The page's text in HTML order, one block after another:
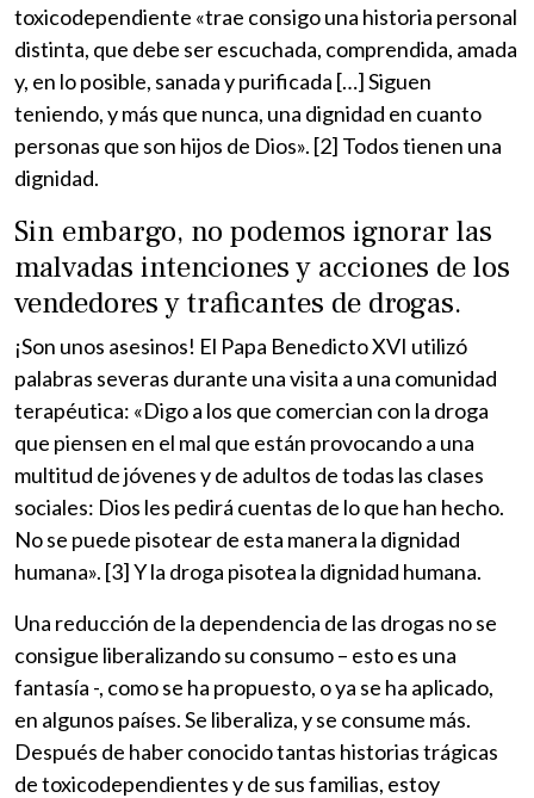
toxicodependiente «trae consigo una historia personal
distinta, que debe ser escuchada, comprendida, amada
y, en lo posible, sanada y purificada […] Siguen
teniendo, y más que nunca, una dignidad en cuanto
personas que son hijos de Dios». [2] Todos tienen una
dignidad.
Sin embargo, no podemos ignorar las
malvadas intenciones y acciones de los
vendedores y traficantes de drogas.
¡Son unos asesinos! El Papa Benedicto XVI utilizó
palabras severas durante una visita a una comunidad
terapéutica: «Digo a los que comercian con la droga
que piensen en el mal que están provocando a una
multitud de jóvenes y de adultos de todas las clases
sociales: Dios les pedirá cuentas de lo que han hecho.
No se puede pisotear de esta manera la dignidad
humana». [3] Y la droga pisotea la dignidad humana.
Una reducción de la dependencia de las drogas no se
consigue liberalizando su consumo – esto es una
fantasía -, como se ha propuesto, o ya se ha aplicado,
en algunos países. Se liberaliza, y se consume más.
Después de haber conocido tantas historias trágicas
de toxicodependientes y de sus familias, estoy